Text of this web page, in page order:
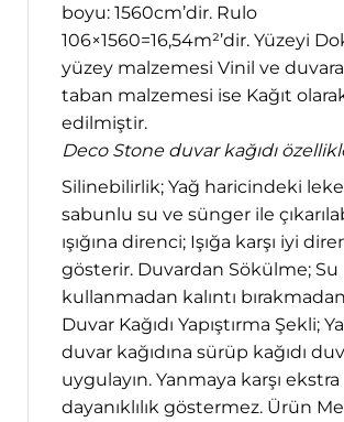
boyu: 1560cm’dir. Rulo
106×1560=16,54m²’dir. Yüzeyi
yüzey malzemesi Vinil ve duvara
taban malzemesi ise Kağıt
edilmiştir.
Deco Stone duvar kağıdı
Silinebilirlik; Yağ haricindeki
sabunlu su ve sünger ile
ışığına direnci; Işığa karşı iyi
gösterir. Duvardan Sökülme; Su
kullanmadan kalıntı
Duvar Kağıdı Yapıştırma Şekli;
duvar kağıdına sürüp kağıdı
uygulayın. Yanmaya karşı ekstra
dayanıklılık göstermez. Ürün